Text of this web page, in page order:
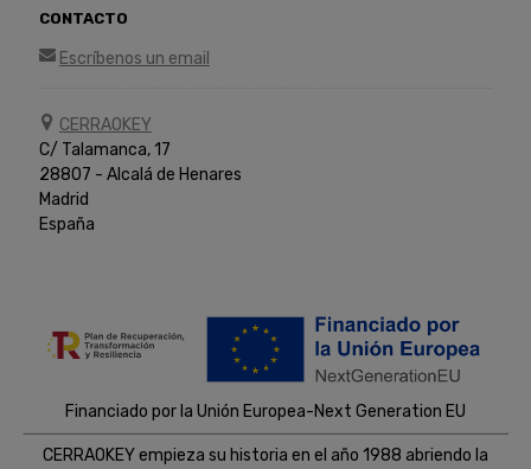
CONTACTO
Escríbenos un email
CERRAOKEY
C/ Talamanca, 17
28807 - Alcalá de Henares
Madrid
España
Financiado por la Unión Europea-Next Generation EU
CERRAOKEY empieza su historia en el año 1988 abriendo la